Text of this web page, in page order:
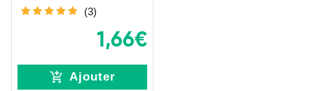
(3)
1,66€
Ajouter